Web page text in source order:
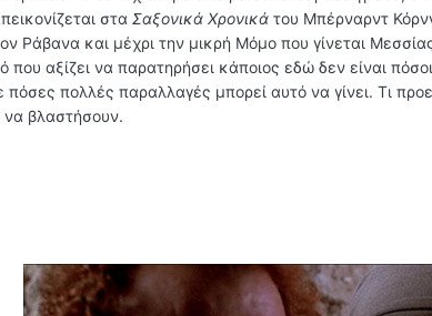
στα Σαξονικά Χρονικά του Μπέρναρντ
Ράβανα και μέχρι την μικρή Μόμο που γίνεται
αξίζει να παρατηρήσει κάποιος εδώ δεν είναι
πόσες πολλές παραλλαγές μπορεί αυτό να γίνει. Τι
να βλαστήσουν.